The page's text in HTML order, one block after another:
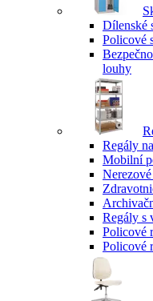
Dílenské
Policové
louhy
Regály
Mobilní
Regály s
Policové
Policové